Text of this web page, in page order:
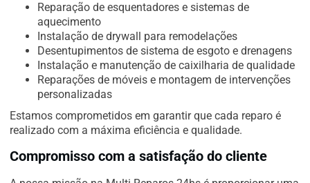
Reparação de esquentadores e sistemas de
aquecimento
Instalação de drywall para remodelações
Desentupimentos de sistema de esgoto e drenagens
Instalação e manutenção de caixilharia de qualidade
Reparações de móveis e montagem de intervenções
personalizadas
Estamos comprometidos em garantir que cada reparo é
realizado com a máxima eficiência e qualidade.
Compromisso com a satisfação do cliente